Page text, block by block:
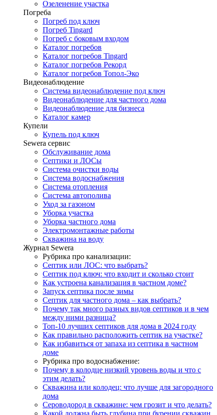
Озеленение участка
Погреба
Погреб под ключ
Погреб Tingard
Погреб с боковым входом
Каталог погребов
Каталог погребов Tingard
Каталог погребов Рекорд
Каталог погребов Топол-Эко
Видеонаблюдение
Система видеонаблюдение под ключ
Видеонаблюдение для частного дома
Видеонаблюдение для бизнеса
Каталог камер
Купели
Купель под ключ
Sewera сервис
Обслуживание дома
Септики и ЛОСы
Система очистки воды
Система водоснабжения
Система отопления
Система автополива
Уход за газоном
Уборка участка
Уборка частного дома
Электромонтажные работы
Скважина на воду
Журнал Sewera
Рубрика про канализации:
Септик или ЛОС: что выбрать?
Септик под ключ: что входит и сколько стоит
Как устроена канализация в частном доме?
Запуск септика после зимы
Септик для частного дома – как выбрать?
Почему так много разных видов септиков и в чем
между ними разница?
Топ-10 лучших септиков для дома в 2024 году
Как правильно расположить септик на участке?
Как избавиться от запаха из септика в частном
доме
Рубрика про водоснабжение:
Почему в колодце низкий уровень воды и что с
этим делать?
Скважина или колодец: что лучше для загородного
дома
Сероводород в скважине: чем грозит и что делать?
Какой должна быть глубина при бурении скважин